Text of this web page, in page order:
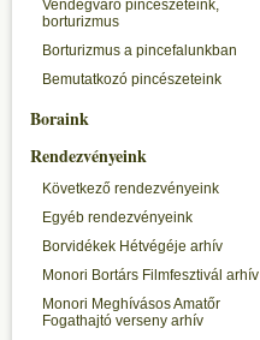
Vendégváró pincészeteink,
borturizmus
Borturizmus a pincefalunkban
Bemutatkozó pincészeteink
Boraink
Rendezvényeink
Következő rendezvényeink
Egyéb rendezvényeink
Borvidékek Hétvégéje arhív
Monori Bortárs Filmfesztivál arhív
Monori Meghívásos Amatőr
Fogathajtó verseny arhív